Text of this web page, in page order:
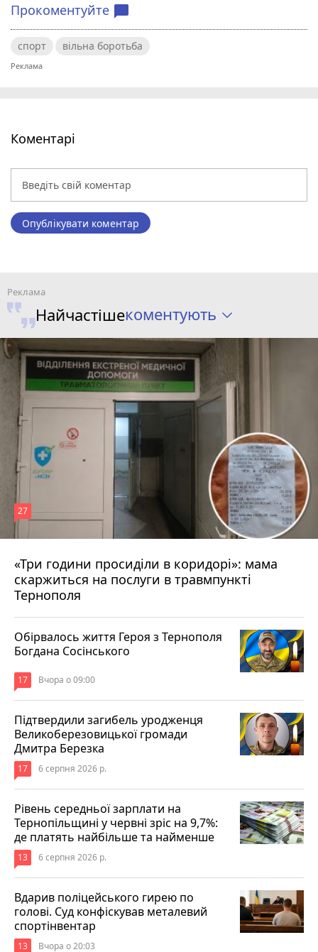
Прокоментуйте chat_bubble
спорт вільна боротьба
Коментарі
Опублікувати коментар
Найчастішекоментують
«Три години просиділи в коридорі»: мама
скаржиться на послуги в травмпункті
Тернополя
27
Вчора о 13:05
Обірвалось життя Героя з Тернополя
Богдана Сосінського
17 Вчора о 09:00
Підтвердили загибель уродженця
Великоберезовицької громади
Дмитра Березка
17 6 серпня 2026 р.
Рівень середньої зарплати на
Тернопільщині у червні зріс на 9,7%:
де платять найбільше та найменше
13 6 серпня 2026 р.
Вдарив поліцейського гирею по
голові. Суд конфіскував металевий
спортінвентар
13 Вчора о 20:03